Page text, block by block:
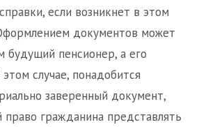
если возникнет в этом
документов может
будущий пенсионер, а его
случае, понадобится
заверенный документ,
гражданина представлять